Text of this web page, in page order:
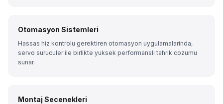
Otomasyon Sistemleri
Hassas hiz kontrolu gerektiren otomasyon uygulamalarinda,
servo suruculer ile birlikte yuksek performansli tahrik cozumu
sunar.
Montaj Secenekleri